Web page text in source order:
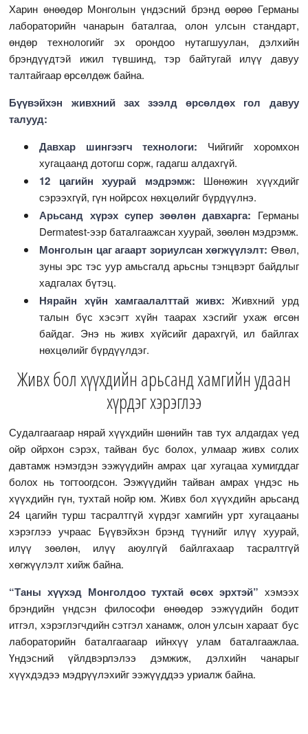
Харин өнөөдөр Монголын үндэсний брэнд өөрөө Германы
лабораторийн чанарын баталгаа, олон улсын стандарт,
өндөр технологийг эх орондоо нутагшуулан, дэлхийн
брэндүүдтэй ижил түвшинд, тэр байтугай илүү давуу
талтайгаар өрсөлдөж байна.
Бүүвэйхэн живхний зах зээлд өрсөлдөх гол давуу
талууд:
Давхар шингээгч технологи: Чийгийг хоромхон
хугацаанд дотогш сорж, гадагш алдахгүй.
12 цагийн хуурай мэдрэмж: Шөнөжин хүүхдийг
сэрээхгүй, гүн нойрсох нөхцөлийг бүрдүүлнэ.
Арьсанд хүрэх супер зөөлөн давхарга: Германы
Dermatest-ээр баталгаажсан хуурай, зөөлөн мэдрэмж.
Монголын цаг агаарт зориулсан хөгжүүлэлт: Өвөл,
зуны эрс тэс уур амьсгалд арьсны тэнцвэрт байдлыг
хадгалах бүтэц.
Нярайн хүйн хамгаалалттай живх:Живхний урд
талын бүс хэсэгт хүйн таарах хэсгийг ухаж өгсөн
байдаг. Энэ нь живх хүйсийг дарахгүй, ил байлгах
нөхцөлийг бүрдүүлдэг.
Живх бол хүүхдийн арьсанд хамгийн удаан
хүрдэг хэрэглээ
Судалгаагаар нярай хүүхдийн шөнийн тав тух алдагдах үед
ойр ойрхон сэрэх, тайван бус болох, улмаар живх солих
давтамж нэмэгдэн ээжүүдийн амрах цаг хугацаа хумигддаг
болох нь тогтоогдсон. Ээжүүдийн тайван амрах үндэс нь
хүүхдийн гүн, тухтай нойр юм. Живх бол хүүхдийн арьсанд
24 цагийн турш тасралтгүй хүрдэг хамгийн урт хугацааны
хэрэглээ учраас Бүүвэйхэн брэнд түүнийг илүү хуурай,
илүү зөөлөн, илүү аюулгүй байлгахаар тасралтгүй
хөгжүүлэлт хийж байна.
“Таны хүүхэд Монголдоо тухтай өсөх эрхтэй” хэмээх
брэндийн үндсэн философи өнөөдөр ээжүүдийн бодит
итгэл, хэрэглэгчдийн сэтгэл ханамж, олон улсын хараат бус
лабораторийн баталгаагаар ийнхүү улам баталгаажлаа.
Үндэсний үйлдвэрлэлээ дэмжиж, дэлхийн чанарыг
хүүхдэдээ мэдрүүлэхийг ээжүүддээ уриалж байна.